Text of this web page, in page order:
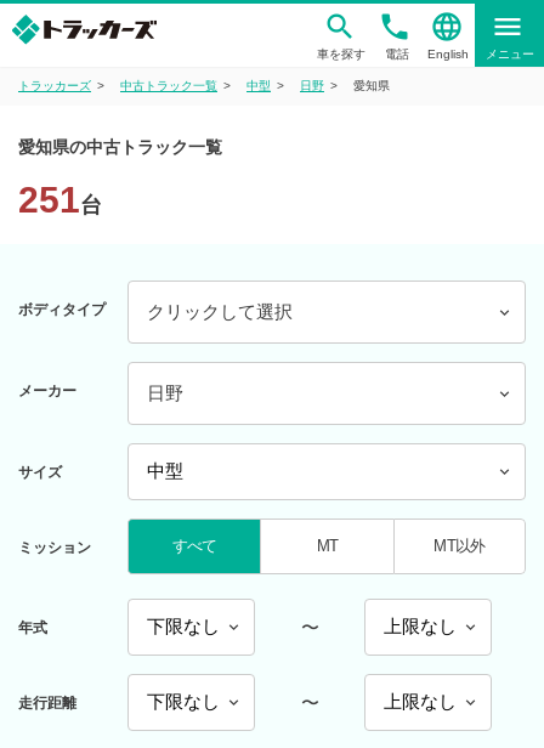
車を探す
phone
電話
language
English
menu
メニュー
トラッカーズ 中古トラック一覧 中型 日野 愛知県
愛知県の中古トラック一覧
251台
ボディタイプ クリックして選択
メーカー 日野
サイズ
ミッション すべて MT MT以外
年式 〜
走行距離 〜